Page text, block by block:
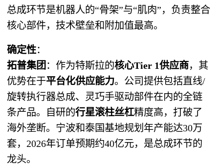
总成环节是机器人的“骨架”与“肌肉”，负责整合
核心部件，技术壁垒和附加值最高。
确定性：
拓普集团 ：作为特斯拉的核心Tier 1供应商，其
优势在于平台化供应能力。公司提供包括直线/
旋转执行器总成、灵巧手驱动部件在内的全链
条产品。自研的行星滚柱丝杠精度高，打破了
海外垄断。宁波和泰国基地规划年产能达30万
套，2026年订单预期约40亿元，是总成环节的
龙头。